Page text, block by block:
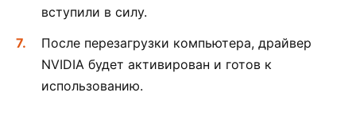
вступили в силу.
После перезагрузки компьютера, драйвер
NVIDIA будет активирован и готов к
использованию.